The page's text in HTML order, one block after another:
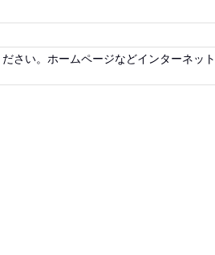
さい。ホームページなどインターネット